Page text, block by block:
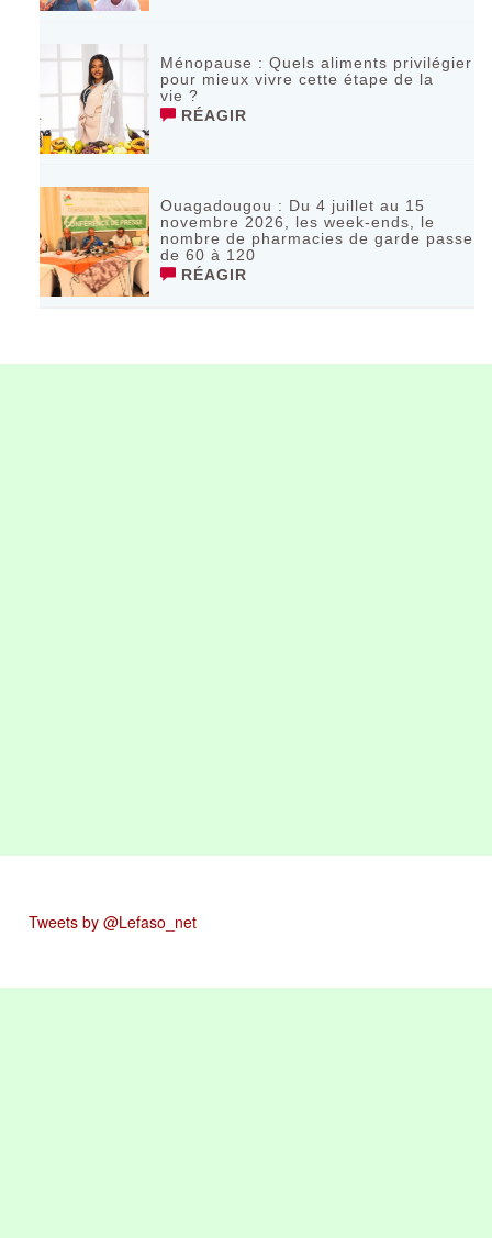
Ménopause : Quels aliments privilégier
pour mieux vivre cette étape de la
vie ?
RÉAGIR
Ouagadougou : Du 4 juillet au 15
novembre 2026, les week-ends, le
nombre de pharmacies de garde passe
de 60 à 120
RÉAGIR
Tweets by @Lefaso_net